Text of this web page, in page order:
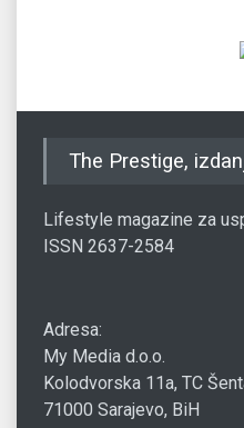
The Prestige,
Lifestyle magazine za
ISSN 2637-2584
Adresa:
My Media d.o.o.
Kolodvorska 11a, TC
71000 Sarajevo, BiH